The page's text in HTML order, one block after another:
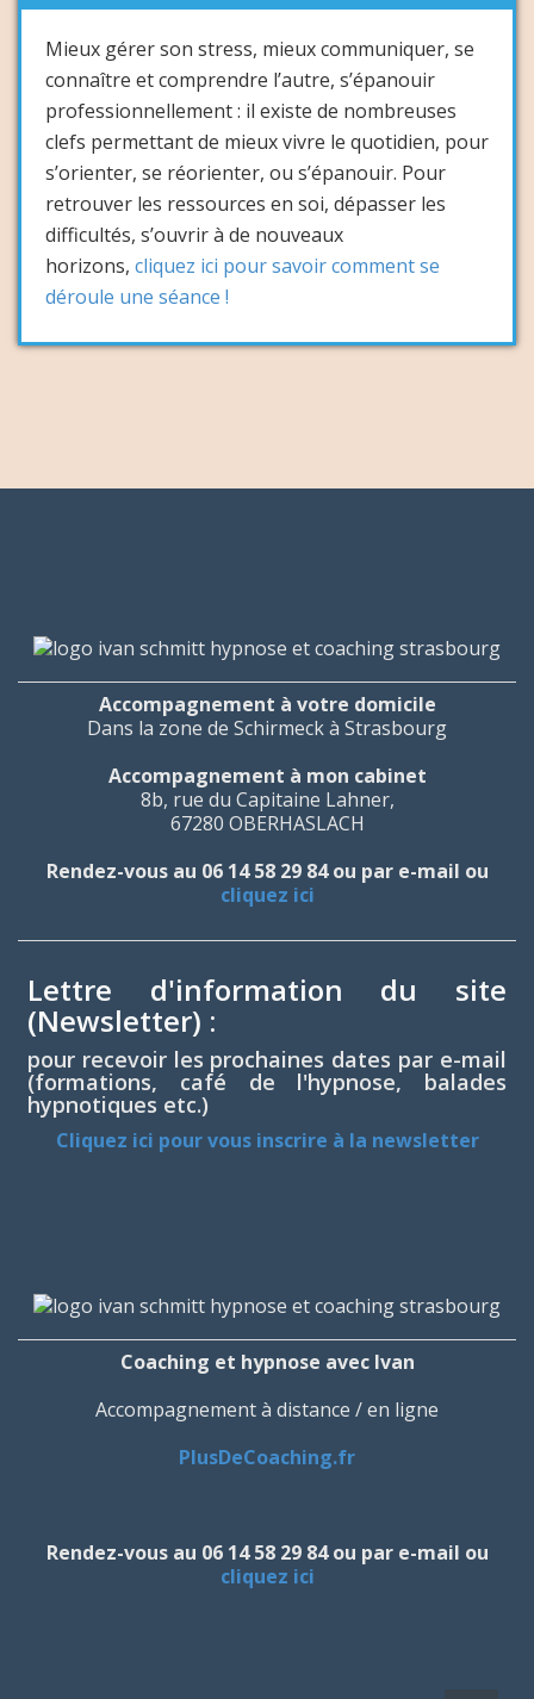
Mieux gérer son stress, mieux communiquer, se
connaître et comprendre l’autre, s’épanouir
professionnellement : il existe de nombreuses
clefs permettant de mieux vivre le quotidien, pour
s’orienter, se réorienter, ou s’épanouir. Pour
retrouver les ressources en soi, dépasser les
difficultés, s’ouvrir à de nouveaux
horizons, cliquez ici pour savoir comment se
déroule une séance !
Accompagnement à votre domicile
Dans la zone de Schirmeck à Strasbourg
Accompagnement à mon cabinet
8b, rue du Capitaine Lahner,
67280 OBERHASLACH
Rendez-vous au 06 14 58 29 84 ou par e-mail ou
cliquez ici
Lettre d'information du site
(Newsletter) :
pour recevoir les prochaines dates par e-mail
(formations, café de l'hypnose, balades
hypnotiques etc.)
Cliquez ici pour vous inscrire à la newsletter
Coaching et hypnose avec Ivan
Accompagnement à distance / en ligne
PlusDeCoaching.fr
Rendez-vous au 06 14 58 29 84 ou par e-mail ou
cliquez ici